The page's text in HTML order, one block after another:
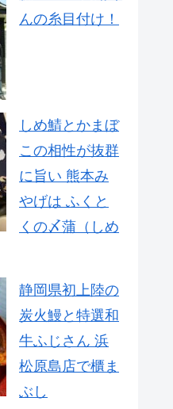
んの糸目付け！
しめ鯖とかまぼ
この相性が抜群
に旨い 熊本み
やげは ふくと
くの〆蒲（しめ
静岡県初上陸の
炭火鰻と特選和
牛ふじさん 浜
松原島店で櫃ま
ぶし